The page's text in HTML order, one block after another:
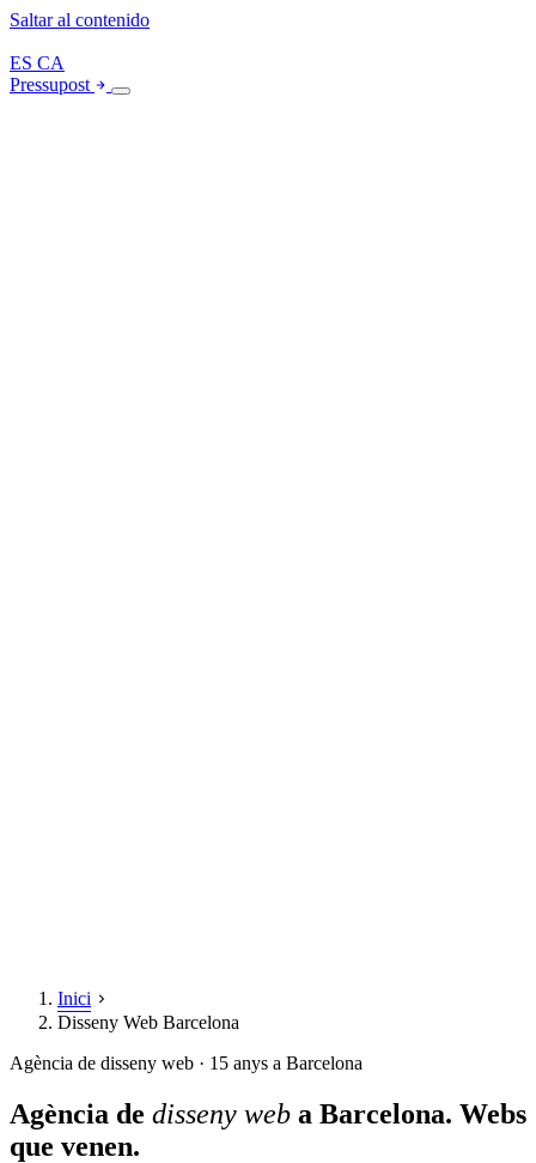
Saltar al contenido
ES CA
Pressupost
Inici
Disseny Web Barcelona
Agència de disseny web · 15 anys a Barcelona
Agència de disseny web a Barcelona. Webs
que venen.